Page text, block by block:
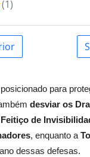
(1)
para
desviar os
de
, enquanto a
dessas defesas.